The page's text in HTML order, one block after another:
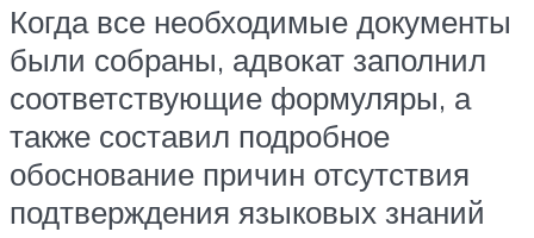
Когда все необходимые документы
были собраны, адвокат заполнил
соответствующие формуляры, а
также составил подробное
обоснование причин отсутствия
подтверждения языковых знаний